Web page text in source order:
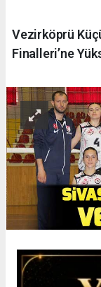
Vezirköprü
Finalleri’ne